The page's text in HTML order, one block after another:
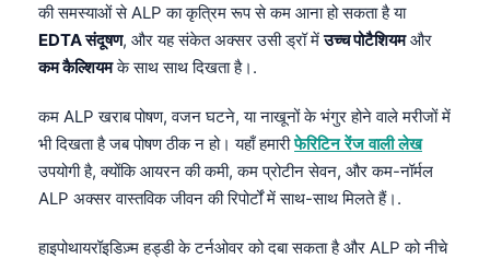
की समस्याओं से ALP का कृत्रिम रूप से कम आना हो सकता है या
EDTA संदूषण, और यह संकेत अक्सर उसी ड्रॉ मेंउच्च पोटैशियमऔर
कम कैल्शियमके साथ साथ दिखता है।.
कम ALP खराब पोषण, वजन घटने, या नाखूनों के भंगुर होने वाले मरीजों में
भी दिखता है जब पोषण ठीक न हो। यहाँ हमारीफेरिटिन रेंज वाली लेख
उपयोगी है, क्योंकि आयरन की कमी, कम प्रोटीन सेवन, और कम-नॉर्मल
ALP अक्सर वास्तविक जीवन की रिपोर्टों में साथ-साथ मिलते हैं।.
हाइपोथायरॉइडिज़्म हड्डी के टर्नओवर को दबा सकता है और ALP को नीचे